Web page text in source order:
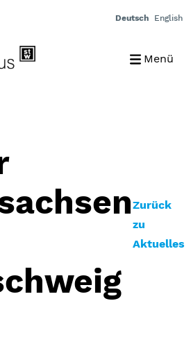
Deutsch English
Menü
Zurück
zu
Aktuelles